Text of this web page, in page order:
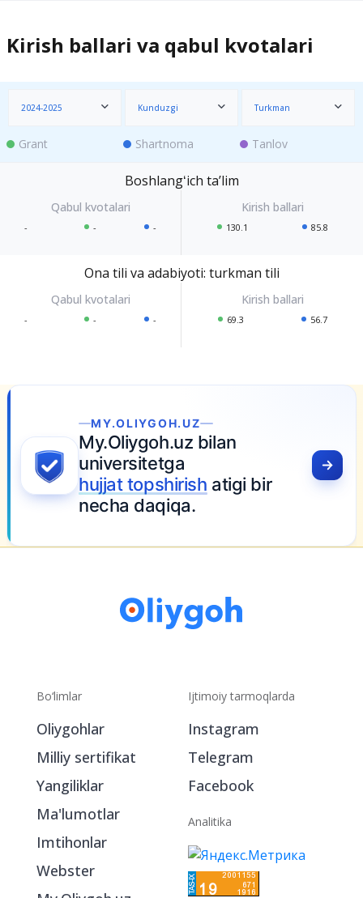
Kirish ballari va qabul kvotalari
2024-2025 Kunduzgi Turkman
Grant Shartnoma Tanlov
Boshlangʻich taʼlim
- - - 130.1 85.8
Ona tili va adabiyoti: turkman tili
- - - 69.3 56.7
MY.OLIYGOH.UZ
My.Oliygoh.uz bilan
universitetga
hujjat topshirish atigi bir
necha daqiqa.
Bo‘limlar
Oliygohlar
Milliy sertifikat
Yangiliklar
Ma'lumotlar
Imtihonlar
Webster
Ijtimoiy tarmoqlarda
Instagram
Telegram
Facebook
Analitika